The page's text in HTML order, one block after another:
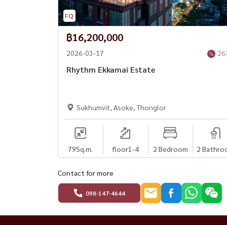
🔒 24-hour security guard and CCTV
📍 Excellent location:
🛍️ Near shopping, restaurants and nightlife in
💰 Rent: 90,000 baht/month
📑 Minimum 1-year lease | 1-month advance
📲 Interested / contact us
☎️ Call / WhatsApp: +66(0)98-147-4644
💬 LINE: @housewa
📧 Email:Namthip@housewathailand.com
🌐 Website: www.housewathailand.com
฿16,200,000
2026-03-17
Rhythm Ekkamai Estate
Sukhumvit, Asoke, Thonglor
79Sq.m. floor1-4 2 Bedroom 2
Contact for more
098-147-4644